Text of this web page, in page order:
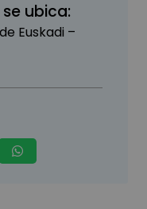
ubica:
Euskadi –